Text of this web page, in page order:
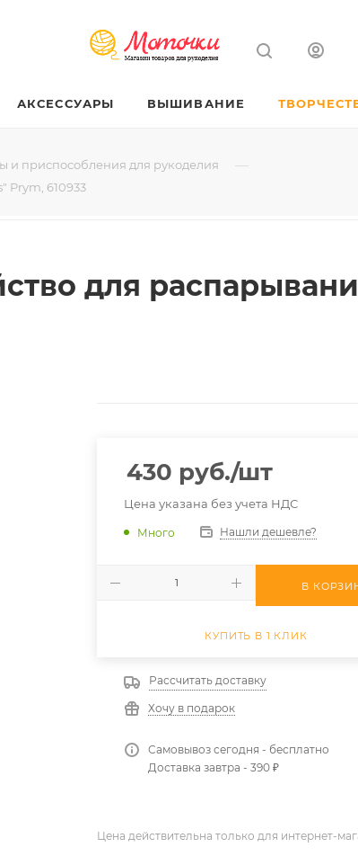
АКСЕССУАРЫ ВЫШИВАНИЕ
и приспособления для рукоделия —
Prym, 610933
для
430 руб./шт
Цена указана без учета НДС
Много Нашли дешевле?
В
КУПИТЬ В 1 КЛИК
Рассчитать доставку
Хочу в подарок
Самовывоз сегодня - бесплатно
Доставка завтра - 390 ₽
Цена действительна только для интернет-